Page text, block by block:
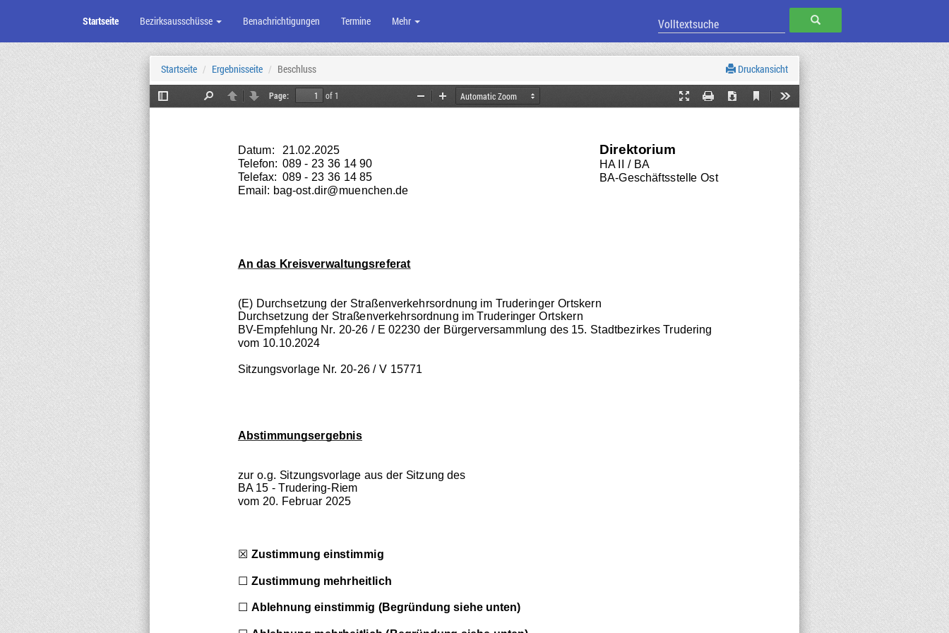
Zum
Seiteninhalt
SUCHEN
Startseite Bezirksausschüsse Benachrichtigungen Termine Mehr
Startseite Ergebnisseite Beschluss Druckansicht
Toggle
Find PreviousNext
Page:
of 1
Presentation
Print Download
Current
Tools
Zoom Zoom
Datum:
21.02.2025
Telefon: 089 - 23 36 14 90
Telefax: 089 - 23 36 14 85
Email: bag-ost.dir@muenchen.de
Direktorium
HA II / BA
BA-Geschäftsstelle Ost
An das Kreisverwaltungsreferat
(E) Durchsetzung der Straßenverkehrsordnung im Truderinger Ortskern
Durchsetzung der Straßenverkehrsordnung im Truderinger Ortskern
BV-Empfehlung Nr. 20-26 / E 02230 der Bürgerversammlung des 15. Stadtbezirkes Trudering
vom 10.10.2024
Sitzungsvorlage Nr. 20-26 / V 15771
Abstimmungsergebnis
zur o.g. Sitzungsvorlage aus der Sitzung des
BA 15 - Trudering-Riem
vom 20. Februar 2025
☒ Zustimmung einstimmig
☐ Zustimmung mehrheitlich
☐ Ablehnung einstimmig (Begründung siehe unten)